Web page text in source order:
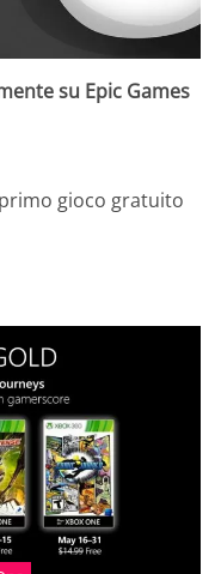
su Epic Games
gioco gratuito